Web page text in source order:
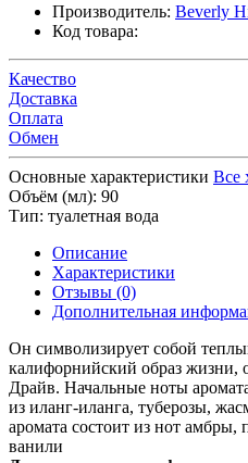
Производитель: Beverly
Код товара:
Качество
Доставка
Оплата
Обмен
Основные характеристики Все
Объём (мл): 90
Тип: туалетная вода
Описание
Характеристики
Отзывы (0)
Дополнительная
Он символизирует собой
калифорнийский образ жизни,
Драйв. Начальные ноты
из иланг-иланга, туберозы,
аромата состоит из нот амбры,
ванили